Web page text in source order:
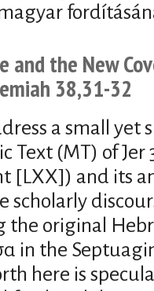
and the New
38,31-32
a small
Text (MT) of Jer
[LXX]) and its
scholarly
the original
in the
here is